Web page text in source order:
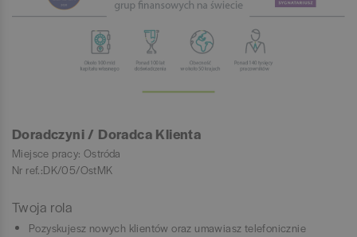
Doradczyni / Doradca Klienta
Miejsce pracy: Ostróda
Nr ref.:DK/05/OstMK
Twoja rola
Pozyskujesz nowych klientów oraz umawiasz telefonicznie